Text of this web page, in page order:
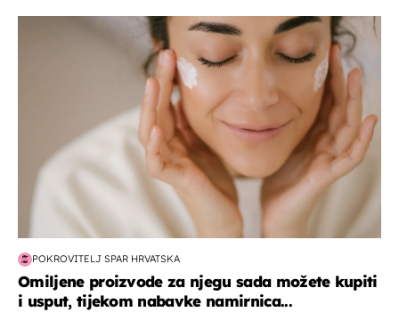
moda & ljepota
POKROVITELJ SPAR HRVATSKA
Omiljene proizvode za njegu sada možete kupiti
i usput, tijekom nabavke namirnica...